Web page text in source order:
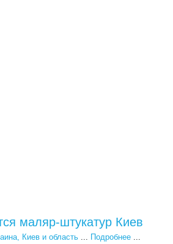
маляр-штукатур Киев
Киев и область ... Подробнее ...